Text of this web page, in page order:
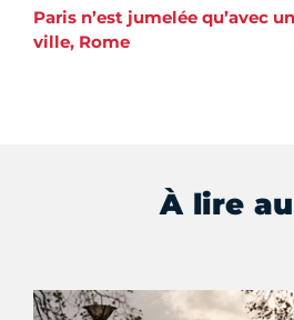
Paris n’est jumelée qu’avec
ville, Rome
À lire